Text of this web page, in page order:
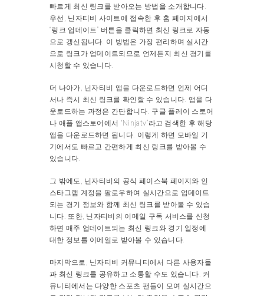
빠르게 최신 링크를 받아오는 방법을 소개합니다.
우선, 닌자티비 사이트에 접속한 후 홈 페이지에서
“링크 업데이트” 버튼을 클릭하면 최신 링크로 자동
으로 갱신됩니다. 이 방법은 가장 편리하며 실시간
으로 링크가 업데이트되므로 언제든지 최신 경기를
시청할 수 있습니다.
더 나아가, 닌자티비 앱을 다운로드하면 언제 어디
서나 즉시 최신 링크를 확인할 수 있습니다. 앱을 다
운로드하는 과정은 간단합니다. 구글 플레이 스토어
나 애플 앱스토어에서 “Ninjatv”라고 검색한 후 해당
앱을 다운로드하면 됩니다. 이렇게 하면 모바일 기
기에서도 빠르고 간편하게 최신 링크를 받아볼 수
있습니다.
그 밖에도, 닌자티비의 공식 페이스북 페이지와 인
스타그램 계정을 팔로우하여 실시간으로 업데이트
되는 경기 정보와 함께 최신 링크를 받아볼 수 있습
니다. 또한, 닌자티비의 이메일 구독 서비스를 신청
하면 매주 업데이트되는 최신 링크와 경기 일정에
대한 정보를 이메일로 받아볼 수 있습니다.
마지막으로, 닌자티비 커뮤니티에서 다른 사용자들
과 최신 링크를 공유하고 소통할 수도 있습니다. 커
뮤니티에서는 다양한 스포츠 팬들이 모여 실시간으